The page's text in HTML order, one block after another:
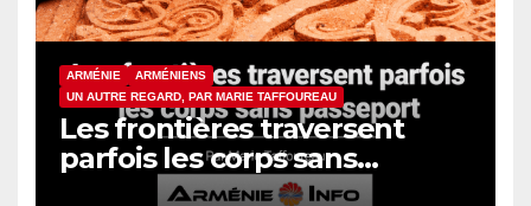
ARMÉNIE
ARMÉNIENS
UN AUTRE REGARD, PAR MARIE TAFFOUREAU
Les frontières traversent
parfois les corps sans
passeport